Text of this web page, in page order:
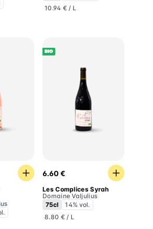
10.94 € / L
Mourvèdre
BIO
Les Complices Syrah
6.60 €
Les Complices Syrah
Domaine Valjulius
75cl
14% vol.
8.80 € / L